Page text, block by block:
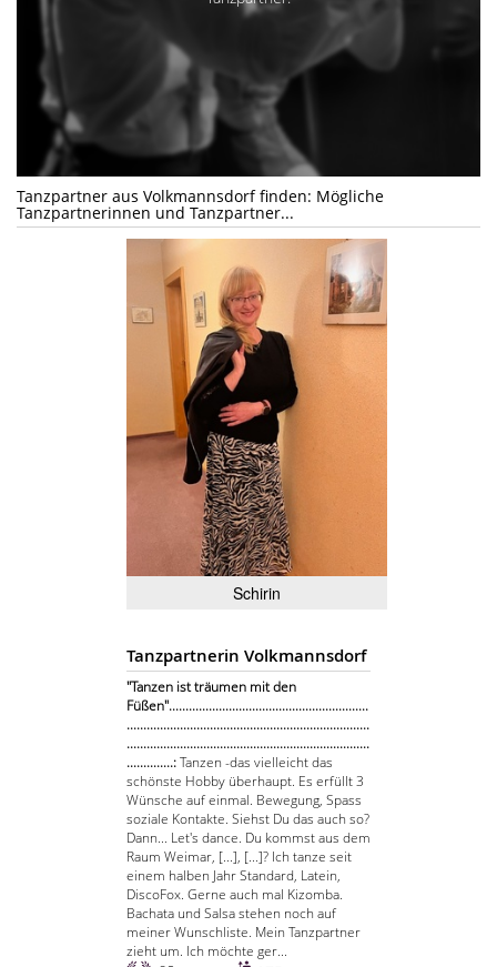
Tanzpartner aus Volkmannsdorf finden: Mögliche
Tanzpartnerinnen und Tanzpartner...
Schirin
Tanzpartnerin Volkmannsdorf
"Tanzen ist träumen mit den
Füßen"............................................................
.........................................................................
.........................................................................
..............:Tanzen -das vielleicht das
schönste Hobby überhaupt. Es erfüllt 3
Wünsche auf einmal. Bewegung, Spass
soziale Kontakte. Siehst Du das auch so?
Dann... Let's dance. Du kommst aus dem
Raum Weimar, [...], [...]? Ich tanze seit
einem halben Jahr Standard, Latein,
DiscoFox. Gerne auch mal Kizomba.
Bachata und Salsa stehen noch auf
meiner Wunschliste. Mein Tanzpartner
zieht um. Ich möchte ger...